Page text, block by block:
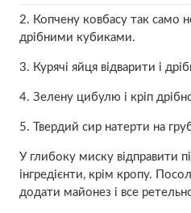
2. Копчену ковбасу так само
дрібними кубиками.
3. Курячі яйця відварити і
4. Зелену цибулю і кріп
5. Твердий сир натерти на
У глибоку миску відправити
інгредієнти, крім кропу.
додати майонез і все